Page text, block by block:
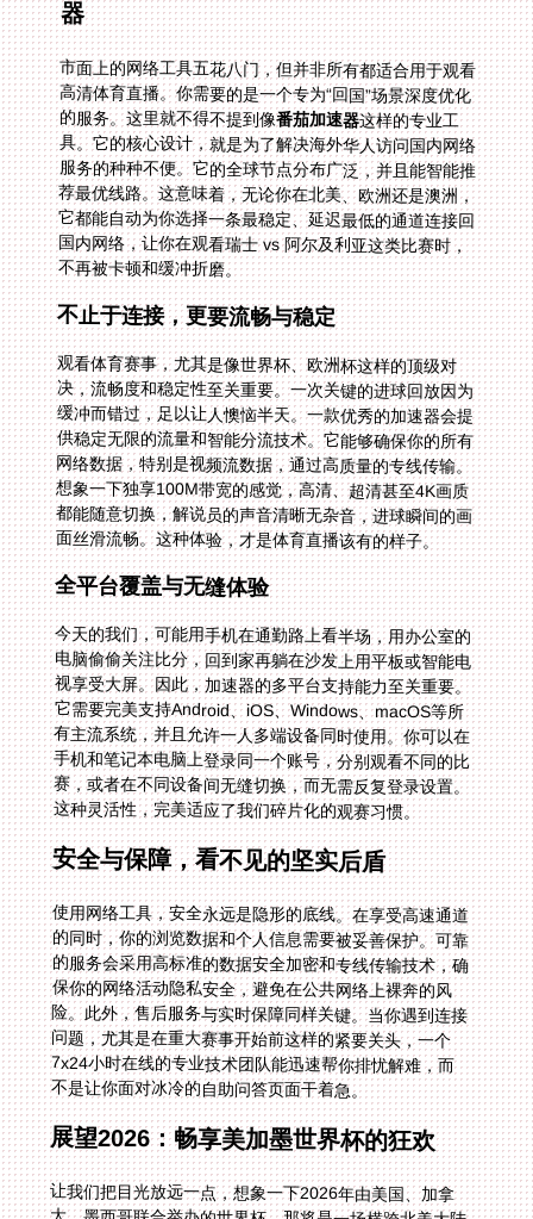
器
市面上的网络工具五花八门，但并非所有都适合用于观看
高清体育直播。你需要的是一个专为“回国”场景深度优化
的服务。这里就不得不提到像番茄加速器这样的专业工
具。它的核心设计，就是为了解决海外华人访问国内网络
服务的种种不便。它的全球节点分布广泛，并且能智能推
荐最优线路。这意味着，无论你在北美、欧洲还是澳洲，
它都能自动为你选择一条最稳定、延迟最低的通道连接回
国内网络，让你在观看瑞士 vs 阿尔及利亚这类比赛时，
不再被卡顿和缓冲折磨。
不止于连接，更要流畅与稳定
观看体育赛事，尤其是像世界杯、欧洲杯这样的顶级对
决，流畅度和稳定性至关重要。一次关键的进球回放因为
缓冲而错过，足以让人懊恼半天。一款优秀的加速器会提
供稳定无限的流量和智能分流技术。它能够确保你的所有
网络数据，特别是视频流数据，通过高质量的专线传输。
想象一下独享100M带宽的感觉，高清、超清甚至4K画质
都能随意切换，解说员的声音清晰无杂音，进球瞬间的画
面丝滑流畅。这种体验，才是体育直播该有的样子。
全平台覆盖与无缝体验
今天的我们，可能用手机在通勤路上看半场，用办公室的
电脑偷偷关注比分，回到家再躺在沙发上用平板或智能电
视享受大屏。因此，加速器的多平台支持能力至关重要。
它需要完美支持Android、iOS、Windows、macOS等所
有主流系统，并且允许一人多端设备同时使用。你可以在
手机和笔记本电脑上登录同一个账号，分别观看不同的比
赛，或者在不同设备间无缝切换，而无需反复登录设置。
这种灵活性，完美适应了我们碎片化的观赛习惯。
安全与保障，看不见的坚实后盾
使用网络工具，安全永远是隐形的底线。在享受高速通道
的同时，你的浏览数据和个人信息需要被妥善保护。可靠
的服务会采用高标准的数据安全加密和专线传输技术，确
保你的网络活动隐私安全，避免在公共网络上裸奔的风
险。此外，售后服务与实时保障同样关键。当你遇到连接
问题，尤其是在重大赛事开始前这样的紧要关头，一个
7x24小时在线的专业技术团队能迅速帮你排忧解难，而
不是让你面对冰冷的自助问答页面干着急。
展望2026：畅享美加墨世界杯的狂欢
让我们把目光放远一点，想象一下2026年由美国、加拿
大、墨西哥联合举办的世界杯。那将是一场横跨北美大陆
的足球盛宴，赛事更多，时区更复杂。届时，你可能想通
过国内的平台观看带有中文解说的比赛，同时又不愿错过
当地电视台的特别节目。提前装备好一款功能全面的回国
加速器，届时你将游刃有余。你可以白天用国内App看东
亚球队的精彩集锦和深度分析，晚上则切换线路，流畅观
看黄金时段的本土直播。智能分流技术能让影音、游戏等
不同需求的数据各走其道，互不干扰，彻底告别网络拥